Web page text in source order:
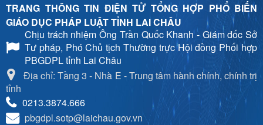
TRANG THÔNG TIN ĐIỆN TỬ TỔNG HỢP PHỔ BIẾN
GIÁO DỤC PHÁP LUẬT TỈNH LAI CHÂU
Chịu trách nhiệmÔng Trần Quốc Khanh - Giám đốc Sở
Tư pháp, Phó Chủ tịch Thường trực Hội đồng Phối hợp
PBGDPL tỉnh Lai Châu
Địa chỉ: Tầng 3 - Nhà E - Trung tâm hành chính, chính trị
tỉnh
0213.3874.666
pbgdpl.sotp@laichau.gov.vn